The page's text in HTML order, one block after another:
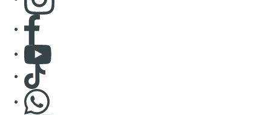
Consulter page Facebook
Consulter Youtube
Consulter TikTok